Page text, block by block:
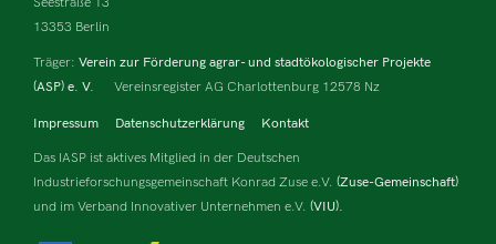
13353 Berlin
Träger: Verein zur Förderung agrar- und stadtökologischer Projekte
(ASP) e. V.
Vereinsregister AG Charlottenburg 12578 Nz
Impressum Datenschutzerklärung Kontakt
Das IASP ist aktives Mitglied in der Deutschen
Industrieforschungsgemeinschaft Konrad Zuse e.V. (Zuse-Gemeinschaft)
und im Verband Innovativer Unternehmen e.V. (VIU).